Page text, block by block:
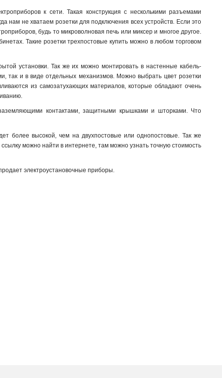
к сети. Такая конструкция с несколькими разъемами
нам не хватаем розетки для подключения всех устройств. Если это
будь то микроволновая печь или миксер и многое другое.
Такие розетки трехпостовые купить можно в любом торговом
установки. Так же их можно монтировать в настенные кабель-
так и в виде отдельных механизмов. Можно выбрать цвет розетки
из самозатухающих материалов, которые обладают очень
контактами, защитными крышками и шторками. Что
более высокой, чем на двухпостовые или однопостовые. Так же
можно найти в интернете, там можно узнать точную стоимость
электроустановочные приборы.